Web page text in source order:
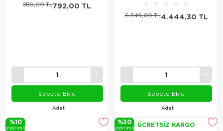
Adet
792,00 TL
880,00 TL
Sepete Ekle
%10
i̇ndi̇ri̇mli̇
Adet
4.444,30 TL
6.349,00 TL
Sepete Ekle
%30
i̇ndi̇ri̇mli̇ ÜCRETSIZ KARGO